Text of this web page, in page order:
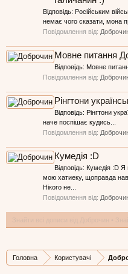
Відповідь: Російським
немає чого сказати, мона
Повідомлення від:
Мовне питання
Відповідь: Мовне
Повідомлення від:
Рінгтони
Відповідь: Рінгтони
наче поспішає кудись...
Повідомлення від:
Кумедія :D
Відповідь: Кумедія :D Я
мою хатиеку, щоправда
Нікого не...
Повідомлення від:
Головна Користувачі